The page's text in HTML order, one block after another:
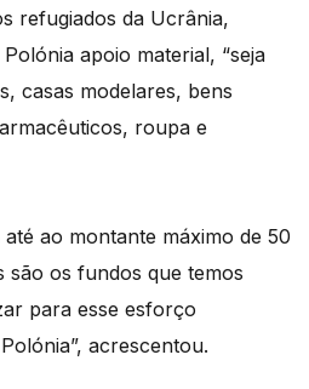
refugiados da Ucrânia,
apoio material, “seja
casas modelares, bens
roupa e
até ao montante máximo de 50
são os fundos que temos
para esse esforço
acrescentou.